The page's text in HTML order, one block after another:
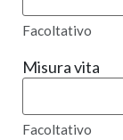
Facoltativo
Misura vita
Facoltativo